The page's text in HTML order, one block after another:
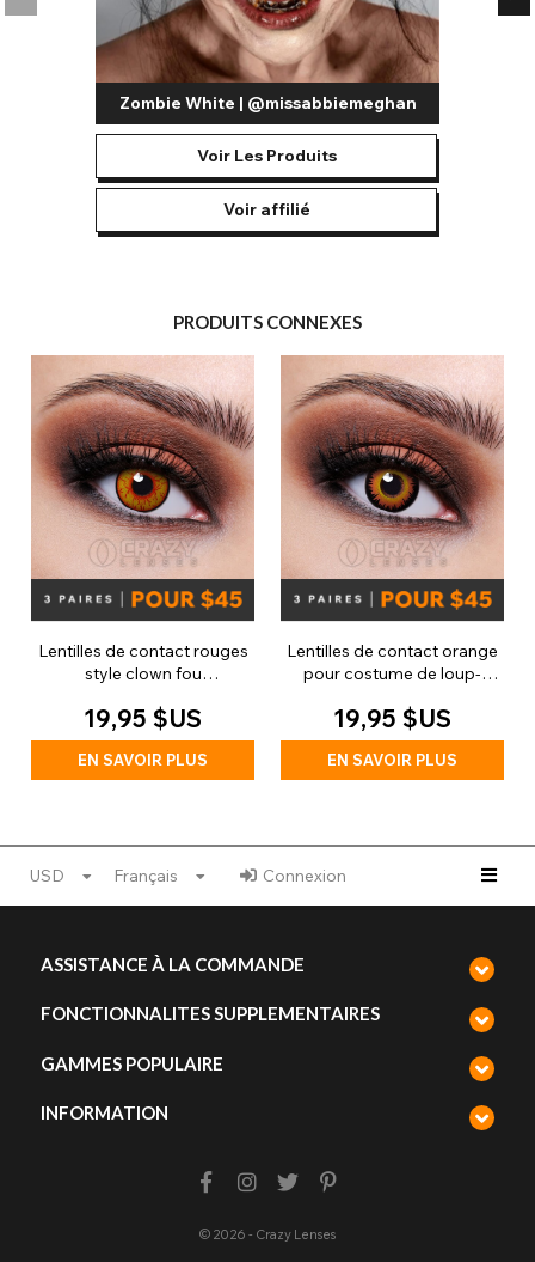
Zombie White | @missabbiemeghan
Voir Les Produits
Voir affilié
PRODUITS CONNEXES
Lentilles de contact rouges
style clown fou
19,95 $US
EN SAVOIR PLUS
Lentilles de contact orange
pour costume de loup-
19,95 $US
EN SAVOIR PLUS
USD Français Connexion
ASSISTANCE À LA COMMANDE
FONCTIONNALITES SUPPLEMENTAIRES
GAMMES POPULAIRE
INFORMATION
© 2026 - Crazy Lenses